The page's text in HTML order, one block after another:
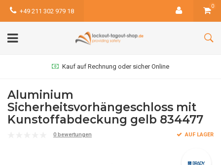
+49 211 302 979 18
0
Kauf auf Rechnung oder sicher Online
Aluminium
Sicherheitsvorhängeschloss mit
Kunstoffabdeckung gelb 834477
0 bewertungen AUF LAGER